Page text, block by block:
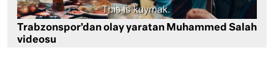
Trabzonspor’dan olay yaratan Muhammed Salah
videosu